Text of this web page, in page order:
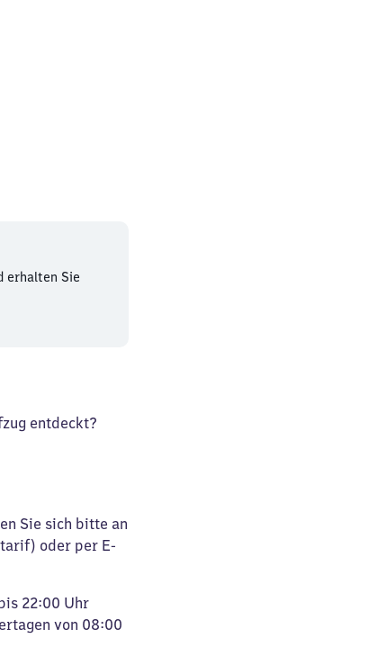
erhalten Sie
entdeckt?
Sie sich bitte an
oder per E-
22:00 Uhr
von 08:00